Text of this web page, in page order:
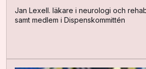
Jan Lexell. läkare i neurologi och
samt medlem i Dispenskommittén